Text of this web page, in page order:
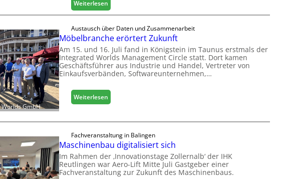
Weiterlesen:
L
u
c
o
l
ä
d
t
z
a
u
s
m
e
GmbH
Austausch über Daten und Zusammenarbeit
Möbelbranche erörtert Zukunft
Am 15. und 16. Juli fand in Königstein im Taunus erstmals der
Integrated Worlds Management Circle statt. Dort kamen
Geschäftsführer aus Industrie und Handel, Vertreter von
Einkaufsverbänden, Softwareunternehmen,…
Weiterlesen:
M
b
e
l
b
r
a
Fachveranstaltung in Balingen
Maschinenbau digitalisiert sich
Im Rahmen der ‚Innovationstage Zollernalb‘ der IHK
Reutlingen war Aero-Lift Mitte Juli Gastgeber einer
Fachveranstaltung zur Zukunft des Maschinenbaus.